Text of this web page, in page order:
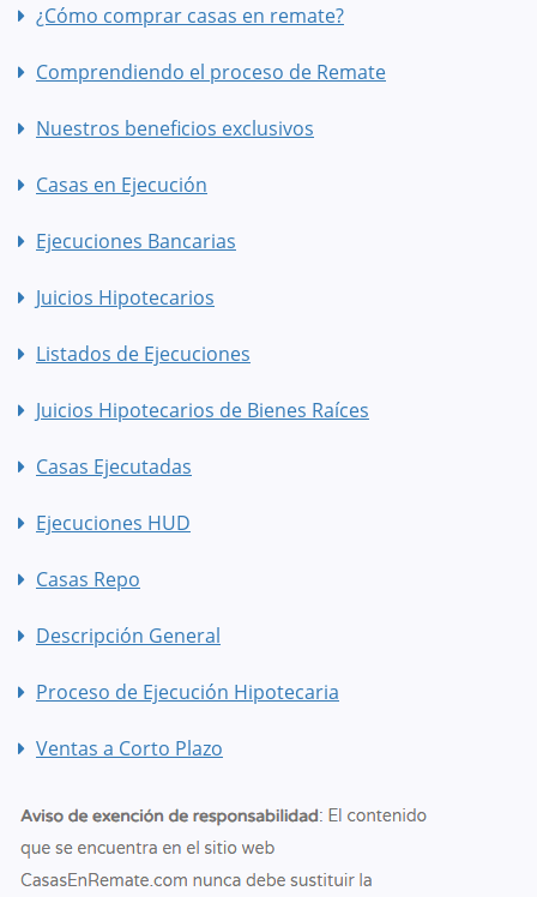
¿Cómo comprar casas en remate?
Comprendiendo el proceso de Remate
Nuestros beneficios exclusivos
Casas en Ejecución
Ejecuciones Bancarias
Juicios Hipotecarios
Listados de Ejecuciones
Juicios Hipotecarios de Bienes Raíces
Casas Ejecutadas
Ejecuciones HUD
Casas Repo
Descripción General
Proceso de Ejecución Hipotecaria
Ventas a Corto Plazo